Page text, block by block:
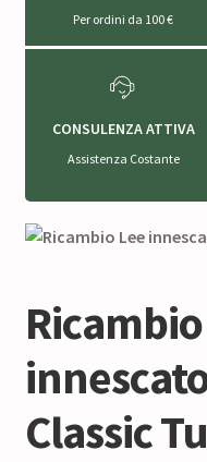
Per ordini da 100 €
CONSULENZA ATTIVA
Assistenza Costante
Classic